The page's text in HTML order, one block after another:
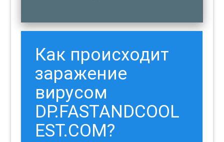
Как происходит
заражение
вирусом
DP.FASTANDCOOL
EST.COM?